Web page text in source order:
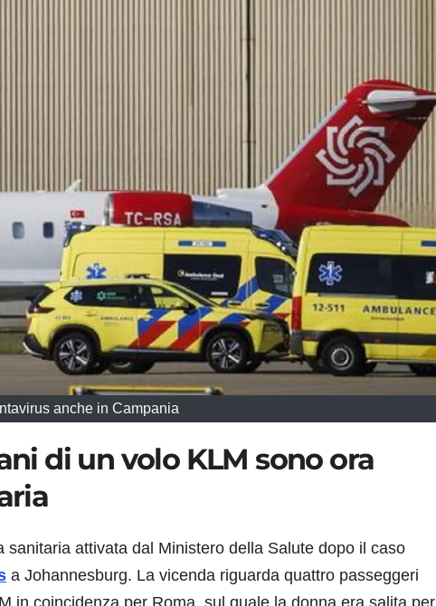
anche in Campania
di un volo KLM sono ora
sanitaria attivata dal Ministero della Salute dopo il caso
a Johannesburg. La vicenda riguarda quattro passeggeri